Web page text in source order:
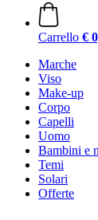
Carrello €
Marche
Viso
Make-up
Corpo
Capelli
Uomo
Bambini e
Temi
Solari
Offerte